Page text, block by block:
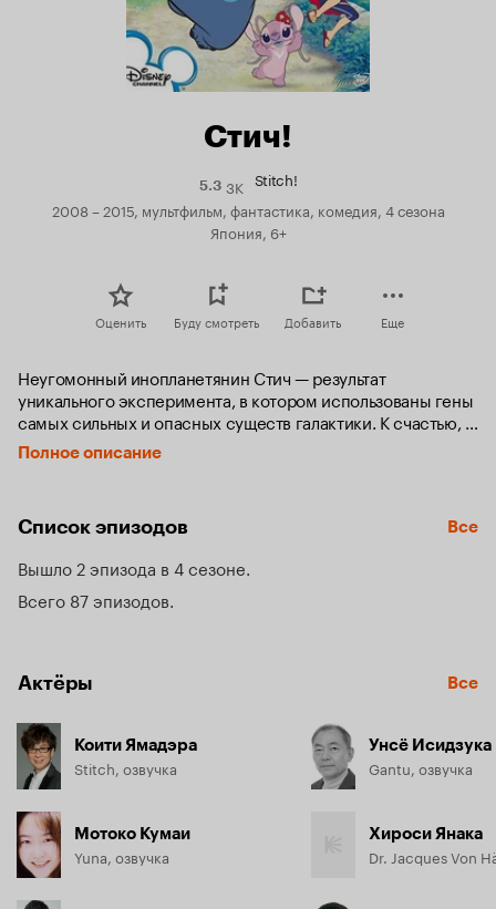
Стич!
5.3Рейтинг
Кинопоиска
5.3
3K Stitch!
2008 – 2015, мультфильм, фантастика, комедия, 4 сезона
Япония, 6+
Оценить Буду смотреть Добавить Еще
Неугомонный инопланетянин Стич — результат
уникального эксперимента, в котором использованы гены
самых сильных и опасных существ галактики. К счастью,
Стич умеет направлять разрушительную энергию в мирное
русло.
такую же непоседливую, как и он сам, школьницу Юну.
привычки и совершить множество добрых поступков.
Теперь, объединив усилия, неразлучная парочка способна
Полное описание
Список эпизодов Все
Вышло 2 эпизода в 4 сезоне
Всего 87 эпизодов
Актёры Все
Коити Ямадэра
Stitch, озвучка
Мотоко Кумаи
Yuna, озвучка
Унсё Исидзука
Gantu, озвучка
Хироси Янака